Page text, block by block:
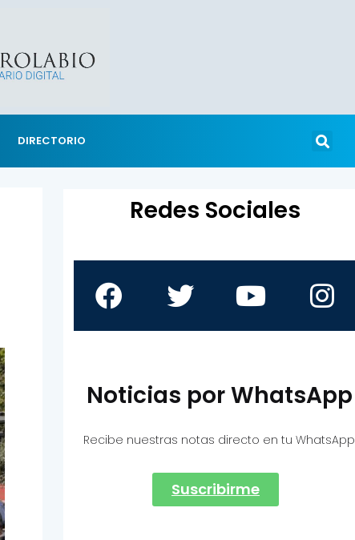
DIRECTORIO
Redes Sociales
Noticias por WhatsApp
Recibe nuestras notas directo en tu WhatsApp
Suscribirme